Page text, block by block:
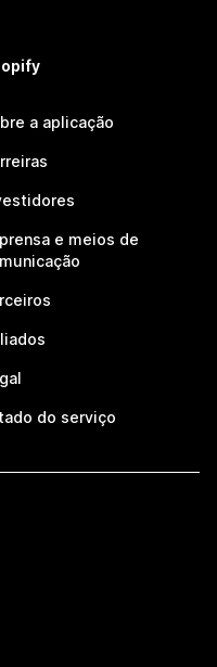
a aplicação
e meios de
do serviço